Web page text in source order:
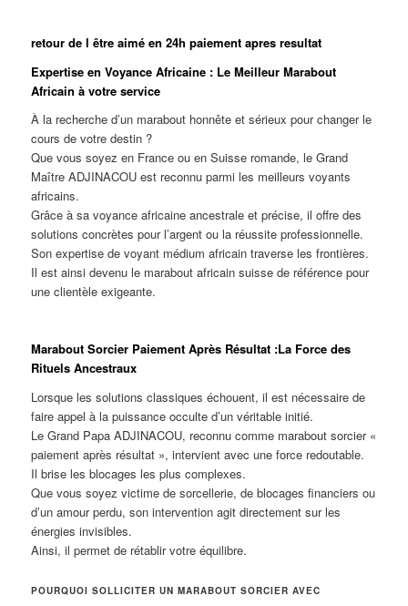
retour de l être aimé en 24h paiement apres resultat
Expertise en Voyance Africaine : Le Meilleur Marabout
Africain à votre service
À la recherche d’un marabout honnête et sérieux pour changer le
cours de votre destin ?
Que vous soyez en France ou en Suisse romande, le Grand
Maître ADJINACOU est reconnu parmi les meilleurs voyants
africains.
Grâce à sa voyance africaine ancestrale et précise, il offre des
solutions concrètes pour l’argent ou la réussite professionnelle.
Son expertise de voyant médium africain traverse les frontières.
Il est ainsi devenu le marabout africain suisse de référence pour
une clientèle exigeante.
Marabout Sorcier Paiement Après Résultat :La Force des
Rituels Ancestraux
Lorsque les solutions classiques échouent, il est nécessaire de
faire appel à la puissance occulte d’un véritable initié.
Le Grand Papa ADJINACOU, reconnu comme marabout sorcier «
paiement après résultat », intervient avec une force redoutable.
Il brise les blocages les plus complexes.
Que vous soyez victime de sorcellerie, de blocages financiers ou
d’un amour perdu, son intervention agit directement sur les
énergies invisibles.
Ainsi, il permet de rétablir votre équilibre.
POURQUOI SOLLICITER UN MARABOUT SORCIER AVEC